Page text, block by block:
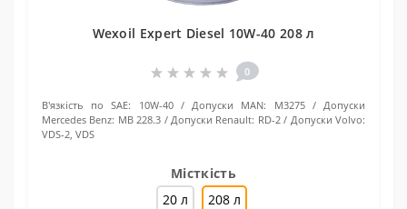
Wexoil Expert Diesel 10W-40 208 л
0
В'язкість по SAE: 10W-40 Допуски MAN: M3275
Допуски
Mercedes Benz: MB 228.3 Допуски Renault: RD-2
Допуски Volvo:
VDS-2, VDS
Місткість
20 л
208 л